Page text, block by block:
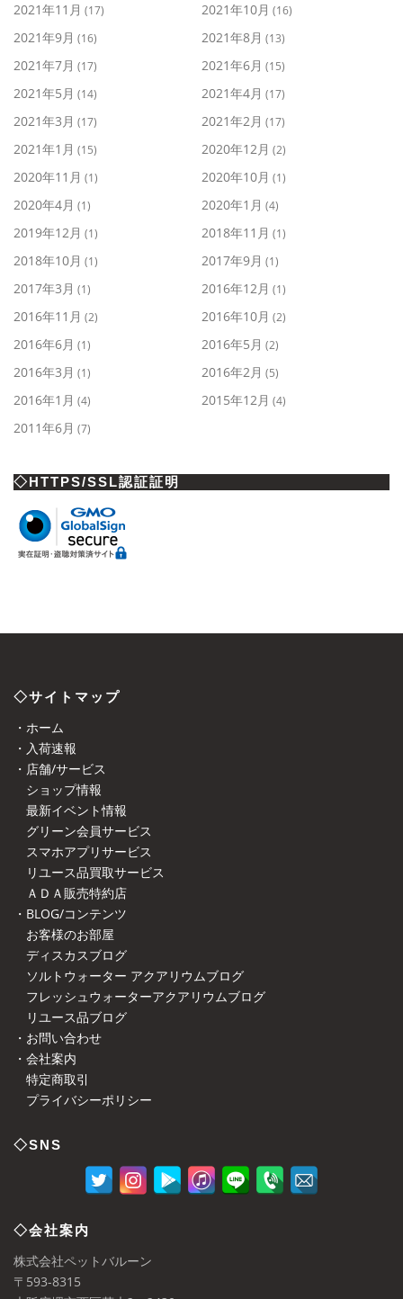
2021年11月 (17) 2021年10月 (16)
2021年9月 (16) 2021年8月 (13)
2021年7月 (17) 2021年6月 (15)
2021年5月 (14) 2021年4月 (17)
2021年3月 (17) 2021年2月 (17)
2021年1月 (15) 2020年12月 (2)
2020年11月 (1) 2020年10月 (1)
2020年4月 (1) 2020年1月 (4)
2019年12月 (1) 2018年11月 (1)
2018年10月 (1) 2017年9月 (1)
2017年3月 (1) 2016年12月 (1)
2016年11月 (2) 2016年10月 (2)
2016年6月 (1) 2016年5月 (2)
2016年3月 (1) 2016年2月 (5)
2016年1月 (4) 2015年12月 (4)
2011年6月 (7)
◇HTTPS/SSL認証証明
◇サイトマップ
・ホーム
・入荷速報
・店舗/サービス
ショップ情報
最新イベント情報
グリーン会員サービス
スマホアプリサービス
リユース品買取サービス
ＡＤＡ販売特約店
・BLOG/コンテンツ
お客様のお部屋
ディスカスブログ
ソルトウォーター アクアリウムブログ
フレッシュウォーターアクアリウムブログ
リユース品ブログ
・お問い合わせ
・会社案内
特定商取引
プライバシーポリシー
◇SNS
◇会社案内
株式会社ペットバルーン
〒593-8315